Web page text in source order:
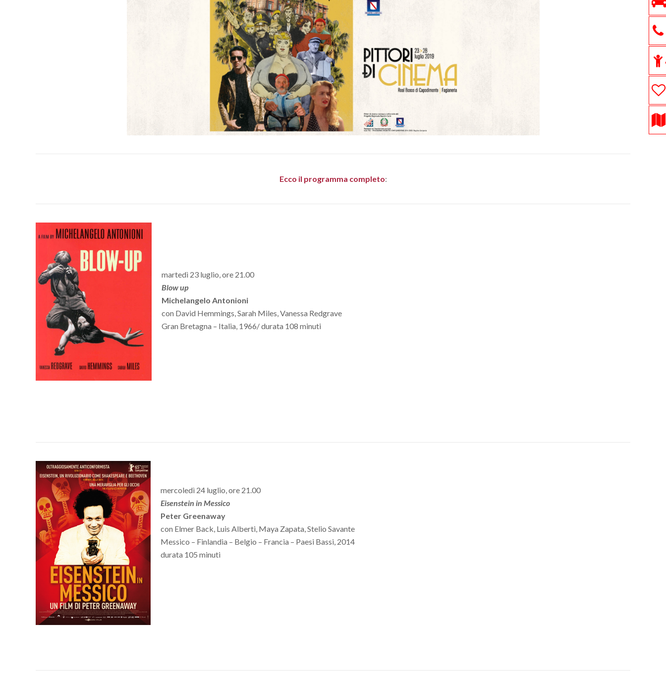
Ecco il programma completo:
martedì 23 luglio, ore 21.00
Blow up
Michelangelo Antonioni
con David Hemmings, Sarah Miles, Vanessa Redgrave
Gran Bretagna – Italia, 1966/ durata 108 minuti
mercoledì 24 luglio, ore 21.00
Eisenstein in Messico
Peter Greenaway
con Elmer Back, Luis Alberti, Maya Zapata, Stelio Savante
Messico – Finlandia – Belgio – Francia – Paesi Bassi, 2014
durata 105 minuti